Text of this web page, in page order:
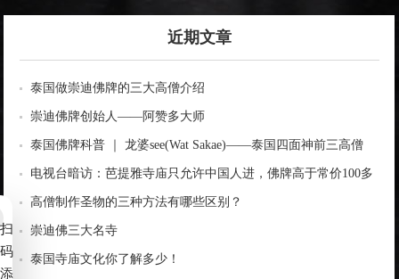
近期文章
泰国做崇迪佛牌的三大高僧介绍
崇迪佛牌创始人——阿赞多大师
泰国佛牌科普 ｜ 龙婆see(Wat Sakae)——泰国四面神前三高僧
电视台暗访：芭提雅寺庙只允许中国人进，佛牌高于常价100多
倍！
高僧制作圣物的三种方法有哪些区别？
崇迪佛三大名寺
泰国寺庙文化你了解多少！
扫
码
添